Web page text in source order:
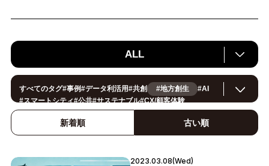
ALL
すべてのタグ#事例#データ利活用#共創 #地方創生 #AI
#スマートシティ#公共#サステナブル#CX/顧客体験
#ヘルスケア#環境・エネルギー#働き方改革
イノベーション#IoT
スマートファクトリー
新着順 古い順
2023.03.08(Wed)